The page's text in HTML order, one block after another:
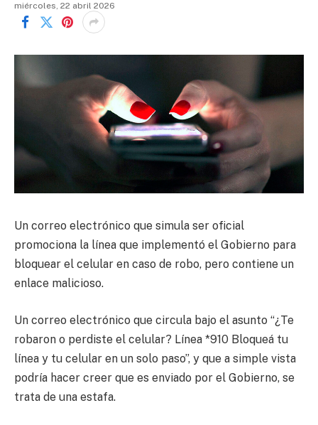
miércoles, 22 abril 2026
Un correo electrónico que simula ser oficial
promociona la línea que implementó el Gobierno para
bloquear el celular en caso de robo, pero contiene un
enlace malicioso.
Un correo electrónico que circula bajo el asunto “¿Te
robaron o perdiste el celular? Línea *910 Bloqueá tu
línea y tu celular en un solo paso”, y que a simple vista
podría hacer creer que es enviado por el Gobierno, se
trata de una estafa.